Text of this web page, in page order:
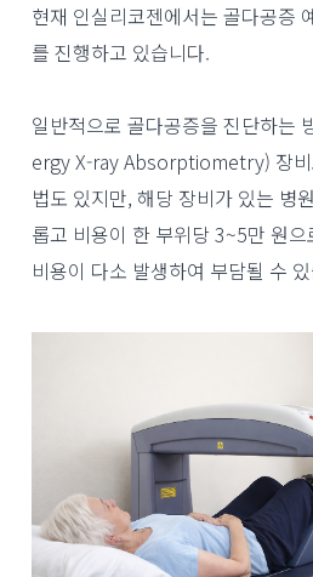
현재 인실리코젠에서는 골다공증
를 진행하고 있습니다.
일반적으로 골다공증을 진단하는
ergy X-ray Absorptiometry) 장비
법도 있지만, 해당 장비가 있는 병
롭고 비용이 한 부위당 3~5만 원
비용이 다소 발생하여 부담될 수